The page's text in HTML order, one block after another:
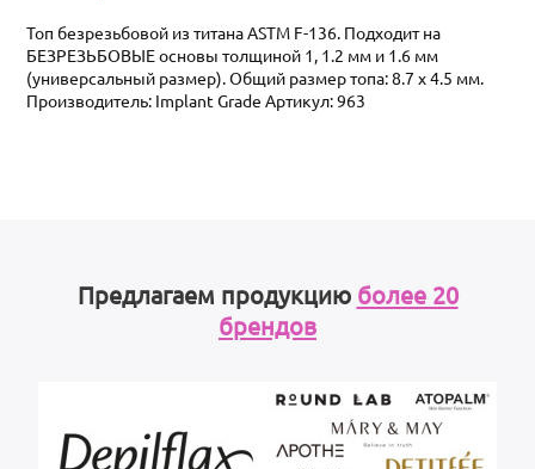
Топ безрезьбовой из титана ASTM F-136. Подходит на
БЕЗРЕЗЬБОВЫЕ основы толщиной 1, 1.2 мм и 1.6 мм
(универсальный размер). Общий размер топа: 8.7 х 4.5 мм.
Производитель: Implant Grade Артикул: 963
Предлагаем продукцию более 20
брендов